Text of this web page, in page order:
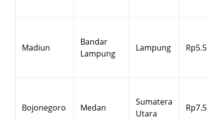
Madiun
Bandar
Lampung
Lampung Rp5.500
Bojonegoro Medan
Sumatera
Utara
Rp7.500